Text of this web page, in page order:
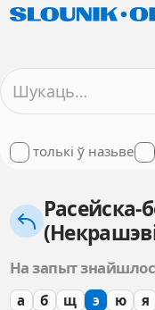
толькі ў назьве
Расейска-
На запыт
а б щ э ю я